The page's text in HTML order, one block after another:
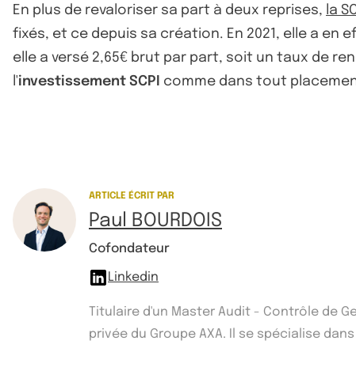
En plus de revaloriser sa part à deux reprises, la
fixés, et ce depuis sa création. En 2021, elle a en
elle a versé 2,65€ brut par part, soit un taux de
l'investissement SCPI comme dans tout
ARTICLE ÉCRIT PAR
Paul BOURDOIS
Cofondateur
Linkedin
Titulaire d'un Master Audit - Contrôle de
privée du Groupe AXA. Il se spécialise